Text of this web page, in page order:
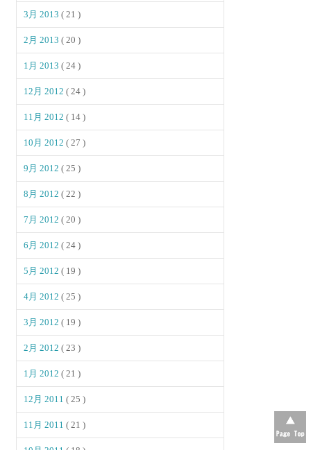
3月 2013( 21 )
2月 2013( 20 )
1月 2013( 24 )
12月 2012( 24 )
11月 2012( 14 )
10月 2012( 27 )
9月 2012( 25 )
8月 2012( 22 )
7月 2012( 20 )
6月 2012( 24 )
5月 2012( 19 )
4月 2012( 25 )
3月 2012( 19 )
2月 2012( 23 )
1月 2012( 21 )
12月 2011( 25 )
11月 2011( 21 )